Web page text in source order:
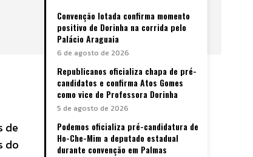
de
do
Convenção lotada confirma momento
positivo de Dorinha na corrida pelo
Palácio Araguaia
6 de agosto de 2026
Republicanos oficializa chapa de pré-
candidatos e confirma Atos Gomes
como vice de Professora Dorinha
5 de agosto de 2026
Podemos oficializa pré-candidatura de
Ho-Che-Mim a deputado estadual
durante convenção em Palmas